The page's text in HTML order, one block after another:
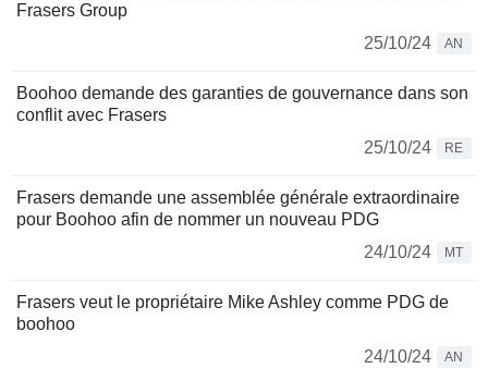
Frasers Group
25/10/24
AN
Boohoo demande des garanties de gouvernance dans son
conflit avec Frasers
25/10/24
RE
Frasers demande une assemblée générale extraordinaire
pour Boohoo afin de nommer un nouveau PDG
24/10/24
MT
Frasers veut le propriétaire Mike Ashley comme PDG de
boohoo
24/10/24
AN